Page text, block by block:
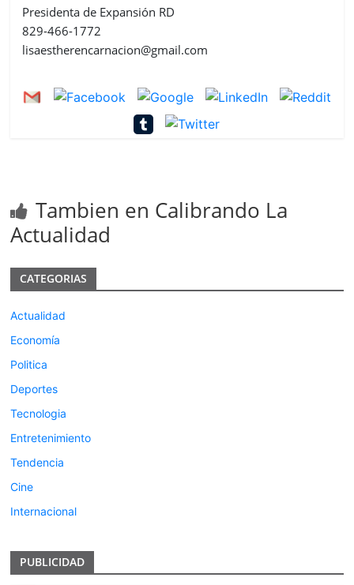
Presidenta de Expansión RD
829-466-1772
lisaestherencarnacion@gmail.com
Tambien en Calibrando La
Actualidad
CATEGORIAS
Actualidad
Economía
Politica
Deportes
Tecnologia
Entretenimiento
Tendencia
Cine
Internacional
PUBLICIDAD